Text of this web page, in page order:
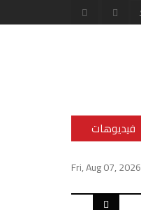
فيديوهات
Fri, Aug 07, 2026